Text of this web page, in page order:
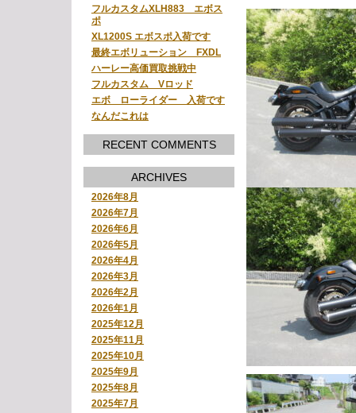
フルカスタムXLH883 エボス
ポ
XL1200S エボスポ入荷です
最終エボリューション FXDL
ハーレー高価買取挑戦中
フルカスタム Vロッド
エボ ローライダー 入荷です
なんだこれは
RECENT COMMENTS
ARCHIVES
2026年8月
2026年7月
2026年6月
2026年5月
2026年4月
2026年3月
2026年2月
2026年1月
2025年12月
2025年11月
2025年10月
2025年9月
2025年8月
2025年7月